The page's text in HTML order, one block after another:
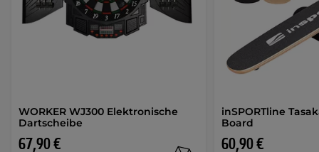
WORKER WJ300 Elektronische
Dartscheibe
67,90 €
inSPORTline
Board
60,90 €